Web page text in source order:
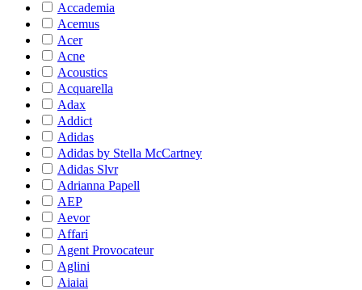
Accademia
Acemus
Acer
Acne
Acoustics
Acquarella
Adax
Addict
Adidas
Adidas by Stella McCartney
Adidas Slvr
Adrianna Papell
AEP
Aevor
Affari
Agent Provocateur
Aglini
Aiaiai